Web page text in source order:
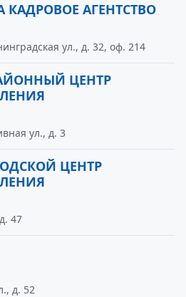
КАДРОВОЕ АГЕНТСТВО
ул., д. 32, оф. 214
ЦЕНТР
ул., д. 3
ЦЕНТР
47
д. 52